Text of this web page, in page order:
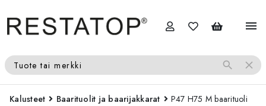
menu
Tuote tai merkki search close
Kalusteet Baarituolit ja baarijakkarat P47 H75 M baarituoli